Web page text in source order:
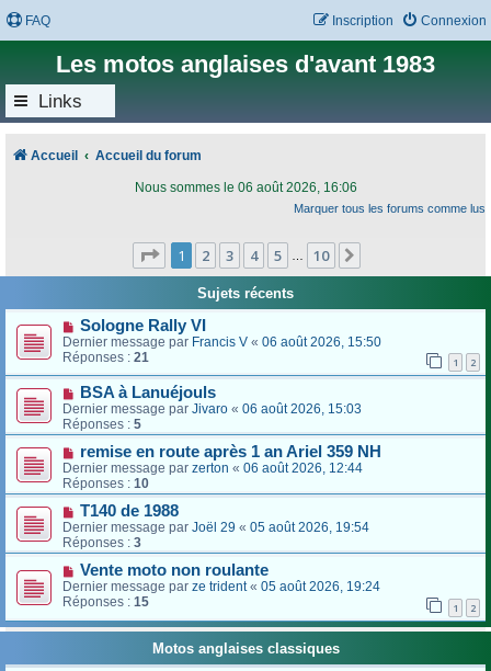
FAQ Connexion
Inscription
Les motos anglaises d'avant 1983
Links
Accueil Accueil du forum
Nous sommes le 06 août 2026, 16:06
Marquer tous les forums comme lus
Page 1sur
1 2 3 4 5 10
Sujets récents
Sologne Rally VI
Dernier message par Francis V « 06 août 2026, 15:50
Réponses : 21 1 2
BSA à Lanuéjouls
Dernier message par Jivaro « 06 août 2026, 15:03
Réponses : 5
remise en route après 1 an Ariel 359 NH
Dernier message par zerton « 06 août 2026, 12:44
Réponses : 10
T140 de 1988
Dernier message par Joël 29 « 05 août 2026, 19:54
Réponses : 3
Vente moto non roulante
Dernier message par ze trident« 05 août 2026, 19:24
Réponses : 15 1 2
Motos anglaises classiques